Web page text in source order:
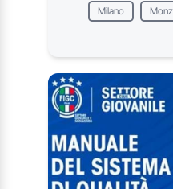
Milano